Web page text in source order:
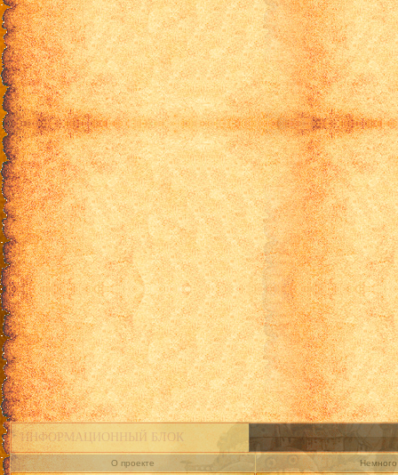
ИНФОРМАЦИОННЫЙ БЛОК
О проекте